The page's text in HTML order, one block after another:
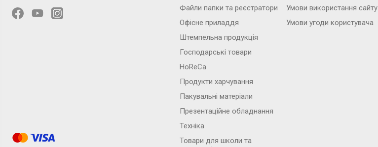
Файли папки та реєстратори
Офісне приладдя
Штемпельна продукція
Господарські товари
HoReCa
Продукти харчування
Пакувальні матеріали
Презентаційне обладнання
Техніка
Товари для школи та
Умови використання сайту
Умови угоди користувача